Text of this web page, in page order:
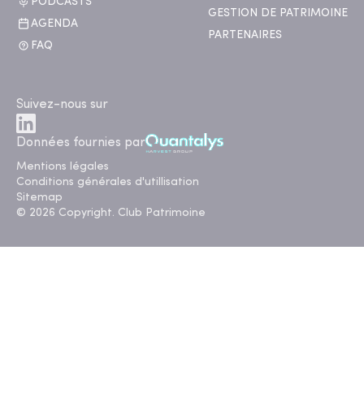
AGENDA
FAQ
GESTION DE PATRIMOINE
PARTENAIRES
Suivez-nous sur
Données fournies par
Mentions légales
Conditions générales d'utillisation
Sitemap
© 2026 Copyright. Club Patrimoine